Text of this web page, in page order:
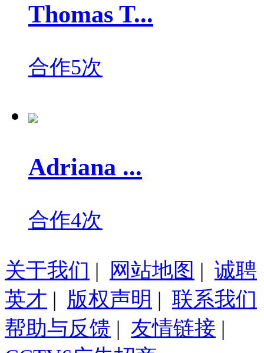
Thomas T...
合作5次
Adriana ...
合作4次
关于我们 | 网站地图 | 诚聘
英才 | 版权声明 | 联系我们
帮助与反馈 | 友情链接 |